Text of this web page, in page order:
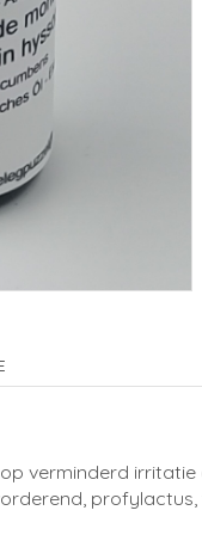
verminderd